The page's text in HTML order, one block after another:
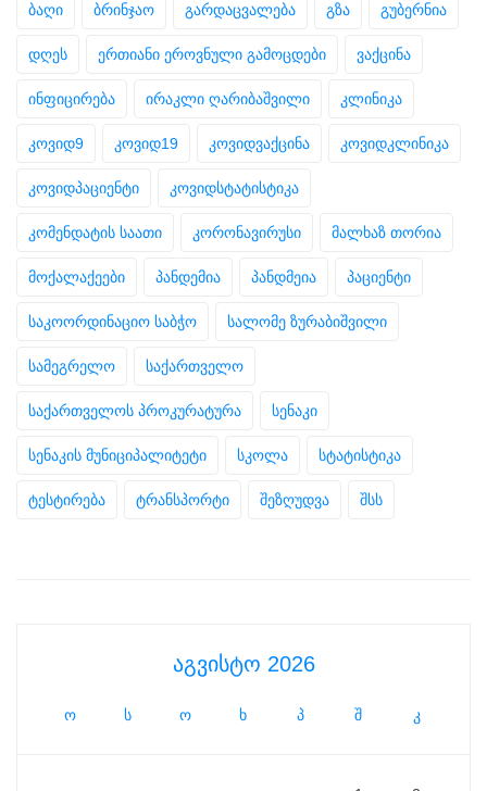
ბაღი ბრინჯაო გარდაცვალება გზა გუბერნია
დღეს ერთიანი ეროვნული გამოცდები ვაქცინა
ინფიცირება ირაკლი ღარიბაშვილი კლინიკა
კოვიდ9 კოვიდ19 კოვიდვაქცინა კოვიდკლინიკა
კოვიდპაციენტი კოვიდსტატისტიკა
კომენდატის საათი კორონავირუსი მალხაზ თორია
მოქალაქეები პანდემია პანდმეია პაციენტი
საკოორდინაციო საბჭო სალომე ზურაბიშვილი
სამეგრელო საქართველო
საქართველოს პროკურატურა სენაკი
სენაკის მუნიციპალიტეტი სკოლა სტატისტიკა
ტესტირება ტრანსპორტი შეზღუდვა შსს
აგვისტო 2026
ო ს ო ხ პ შ კ